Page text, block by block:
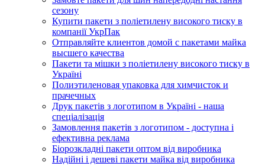
сезону
Купити пакети з поліетилену високого тиску в
компанії УкрПак
Отправляйте клиентов домой с пакетами майка
высшего качества
Пакети та мішки з поліетилену високого тиску в
Україні
Полиэтиленовая упаковка для химчисток и
прачечных
Друк пакетів з логотипом в Україні - наша
спеціалізація
Замовлення пакетів з логотипом - доступна і
ефективна реклама
Біорозкладні пакети оптом від виробника
Надійні і дешеві пакети майка від виробника